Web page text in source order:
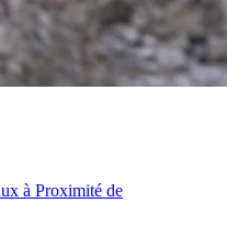
à Proximité de